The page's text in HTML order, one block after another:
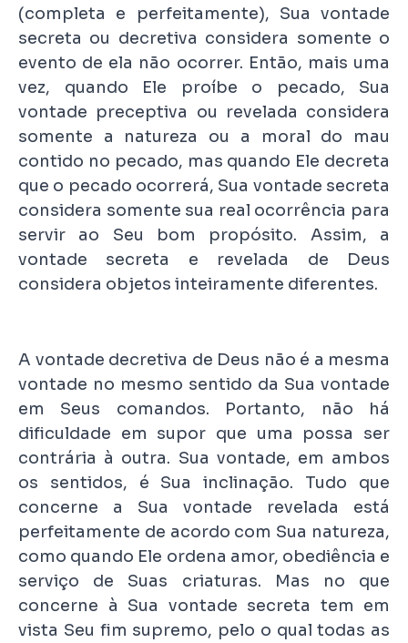
(completa e perfeitamente), Sua vontade
secreta ou decretiva considera somente o
evento de ela não ocorrer. Então, mais uma
vez, quando Ele proíbe o pecado, Sua
vontade preceptiva ou revelada considera
somente a natureza ou a moral do mau
contido no pecado, mas quando Ele decreta
que o pecado ocorrerá, Sua vontade secreta
considera somente sua real ocorrência para
servir ao Seu bom propósito. Assim, a
vontade secreta e revelada de Deus
considera objetos inteiramente diferentes.
A vontade decretiva de Deus não é a mesma
vontade no mesmo sentido da Sua vontade
em Seus comandos. Portanto, não há
dificuldade em supor que uma possa ser
contrária à outra. Sua vontade, em ambos
os sentidos, é Sua inclinação. Tudo que
concerne a Sua vontade revelada está
perfeitamente de acordo com Sua natureza,
como quando Ele ordena amor, obediência e
serviço de Suas criaturas. Mas no que
concerne à Sua vontade secreta tem em
vista Seu fim supremo, pelo o qual todas as